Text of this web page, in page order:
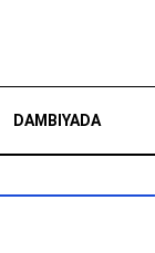
DAMBIYADA
RAADI